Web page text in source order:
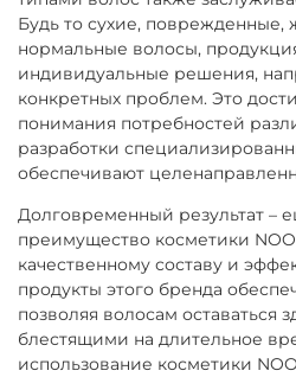
Будь то сухие,
нормальные волосы,
индивидуальные решения,
конкретных проблем. Это
понимания потребностей
разработки
обеспечивают
Долговременный результат –
преимущество косметики
качественному составу и
продукты этого бренда
позволяя волосам
блестящими на длительное
использование косметики